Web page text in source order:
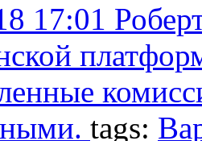
17:01
tags: